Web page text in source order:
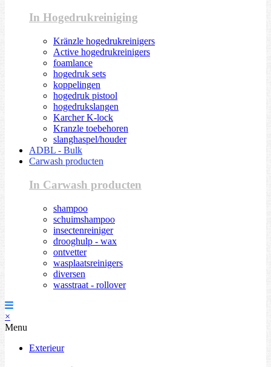
In Hogedrukreiniging
Kränzle hogedrukreinigers
Active hogedrukreinigers
foamlance
hogedruk sets
koppelingen
hogedruk pistool
hogedrukslangen
Karcher K-lock
Kranzle toebehoren
slanghaspel/houder
ADBL - Bulk
Carwash producten
In Carwash producten
shampoo
schuimshampoo
insectenreiniger
drooghulp - wax
ontvetter
wasplaatsreinigers
diversen
wasstraat - rollover
×
Menu
Exterieur